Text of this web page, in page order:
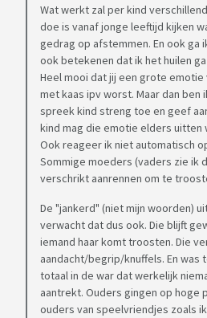
Wat werkt zal per kind
doe is vanaf jonge leeftijd kijken
gedrag op afstemmen. En ook ga
ook betekenen dat ik het huilen
Heel mooi dat jij een grote
met kaas ipv worst. Maar dan ben
spreek kind streng toe en geef
kind mag die emotie elders uitten
Ook reageer ik niet automatisch
Sommige moeders (vaders zie ik
verschrikt aanrennen om te
De "jankerd" (niet mijn woorden)
verwacht dat dus ook. Die blijft
iemand haar komt troosten. Die
aandacht/begrip/knuffels. En was
totaal in de war dat werkelijk
aantrekt. Ouders gingen op hoge
ouders van speelvriendjes zoals